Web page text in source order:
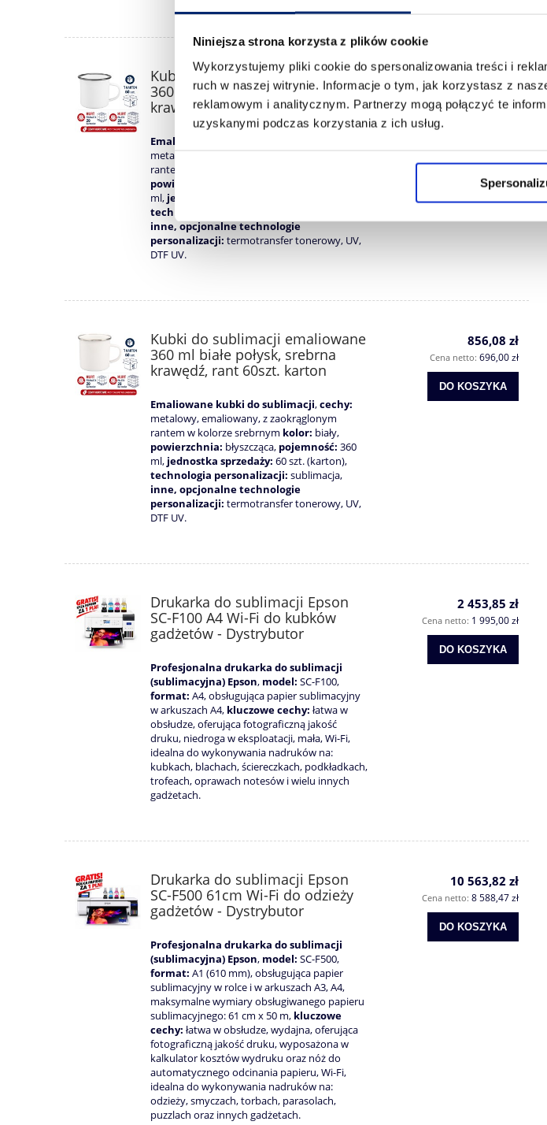
Niniejsza strona korzysta z plików cookie
Wykorzystujemy pliki cookie do spersonalizowania treści i
ruch w naszej witrynie. Informacje o tym, jak korzystasz z
reklamowym i analitycznym. Partnerzy mogą połączyć te
uzyskanymi podczas korzystania z ich usług.
Kubki emaliowane do sublimacji
360 ml białe połysk, czarna
krawędź, rant 60szt. karton
Emaliowane kubki do sublimacji
metalowy, emaliowany, z zaokrąglonym
rantem w kolorze czarnym
powierzchnia:
ml, jednostka sprzedaży:
technologia personalizacji:
inne, opcjonalne technologie
personalizacji: termotransfer tonerowy, UV,
DTF UV.
884,86 zł
Cena netto: 719,40 zł
DO KOSZYKA
Kubki do sublimacji emaliowane
360 ml białe połysk, srebrna
krawędź, rant 60szt. karton
Emaliowane kubki do sublimacji,cechy:
metalowy, emaliowany, z zaokrąglonym
rantem w kolorze srebrnym kolor: biały,
powierzchnia: błyszcząca, pojemność: 360
ml, jednostka sprzedaży: 60 szt. (karton),
technologia personalizacji: sublimacja,
inne, opcjonalne technologie
personalizacji: termotransfer tonerowy, UV,
DTF UV.
856,08 zł
Cena netto: 696,00 zł
DO KOSZYKA
Drukarka do sublimacji Epson
SC-F100 A4 Wi-Fi do kubków
gadżetów - Dystrybutor
Profesjonalna drukarka do sublimacji
(sublimacyjna) Epson, model: SC-F100,
format: A4, obsługująca papier sublimacyjny
w arkuszach A4, kluczowe cechy: łatwa w
obsłudze, oferująca fotograficzną jakość
druku, niedroga w eksploatacji, mała, Wi-Fi,
idealna do wykonywania nadruków na:
kubkach, blachach, ściereczkach, podkładkach,
trofeach, oprawach notesów i wielu innych
gadżetach.
2 453,85 zł
Cena netto: 1 995,00 zł
DO KOSZYKA
Drukarka do sublimacji Epson
SC-F500 61cm Wi-Fi do odzieży
gadżetów - Dystrybutor
Profesjonalna drukarka do sublimacji
(sublimacyjna) Epson, model: SC-F500,
format: A1 (610 mm), obsługująca papier
sublimacyjny w rolce i w arkuszach A3, A4,
maksymalne wymiary obsługiwanego papieru
sublimacyjnego: 61 cm x 50 m, kluczowe
cechy: łatwa w obsłudze, wydajna, oferująca
fotograficzną jakość druku, wyposażona w
kalkulator kosztów wydruku oraz nóż do
automatycznego odcinania papieru, Wi-Fi,
idealna do wykonywania nadruków na:
odzieży, smyczach, torbach, parasolach,
puzzlach oraz innych gadżetach.
10 563,82 zł
Cena netto: 8 588,47 zł
DO KOSZYKA